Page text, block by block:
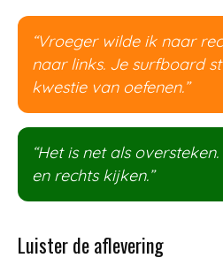
“Vroeger wilde ik naar
naar links. Je surfboard
kwestie van oefenen.”
“Het is net als
en rechts kijken.”
Luister de aflevering